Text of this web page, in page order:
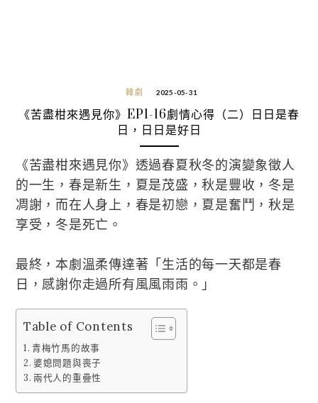
韓劇 2025-05-31
《苦盡柑來遇見你》EP1-16劇情心得（二）日日是春
日，日日是好日
《苦盡柑來遇見你》透過春夏秋冬的演變象徵人
的一生，春是新生，夏是茂盛，秋是豐收，冬是
凋謝，而在人身上，春是初戀，夏是奮鬥，秋是
享受，冬是死亡。
最終，本劇溫柔傳達著「生活的每一天都是春
日，感謝你走過所有風風雨雨。」
Table of Contents
青梅竹馬的故事
婆媳問題與喪子
兩代人的重疊性